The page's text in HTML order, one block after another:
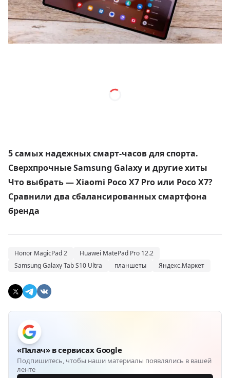
5 самых надежных смарт-часов для спорта.
Сверхпрочные Samsung Galaxy и другие хиты
Что выбрать — Xiaomi Poco X7 Pro или Poco X7?
Сравнили два сбалансированных смартфона
бренда
Honor MagicPad 2
Huawei MatePad Pro 12.2
Samsung Galaxy Tab S10 Ultra
планшеты Яндекс.Маркет
«Палач» в сервисах Google
Подпишитесь, чтобы наши материалы появлялись в вашей
ленте